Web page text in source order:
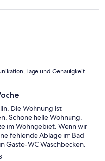
Lage und Genauigkeit
Die Wohnung ist
Schöne helle Wohnung.
im Wohngebiet. Wenn wir
fehlende Ablage im Bad
Gäste-WC Waschbecken.